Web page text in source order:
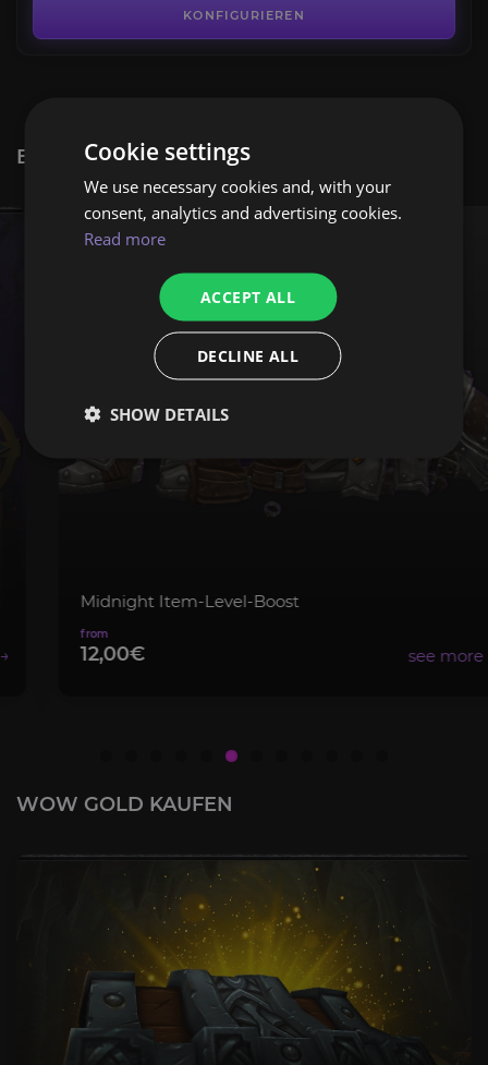
KONFIGURIEREN
BELIEBTE WOW-BOOST-DIENSTE
Tiefen
WOW GOLD KAUFEN
Cookie settings
We use necessary cookies and, with your
consent, analytics and advertising cookies.
Read more
ACCEPT ALL
DECLINE ALL
SHOW DETAILS